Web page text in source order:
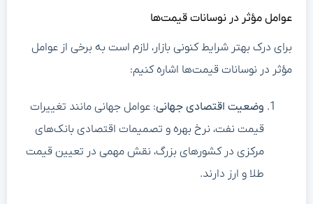
عوامل مؤثر در نوسانات قیمت‌ها
برای درک بهتر شرایط کنونی بازار، لازم است به برخی از عوامل
مؤثر در نوسانات قیمت‌ها اشاره کنیم:
وضعیت اقتصادی جهانی: عوامل جهانی مانند تغییرات
قیمت نفت، نرخ بهره و تصمیمات اقتصادی بانک‌های
مرکزی در کشورهای بزرگ، نقش مهمی در تعیین قیمت
طلا و ارز دارند.